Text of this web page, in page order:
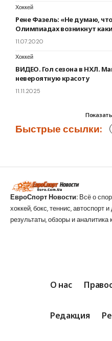
Хоккей
Рене Фазель: «Не думаю,
Олимпиадах возникнут
11.07.2020
Хоккей
ВИДЕО. Гол сезона в НХЛ.
невероятную красоту
11.11.2025
Быстрые ссылки:
ЕвроСпорт Новости: Всё о
хоккей, бокс, теннис,
результаты, обзоры и
О нас
Редакция